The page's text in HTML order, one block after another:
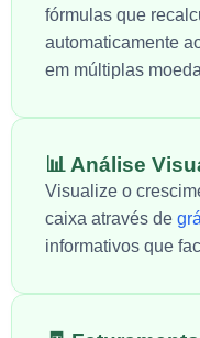
fórmulas que
automaticamente
em múltiplas
📊 Análise
Visualize o
caixa através de
informativos que